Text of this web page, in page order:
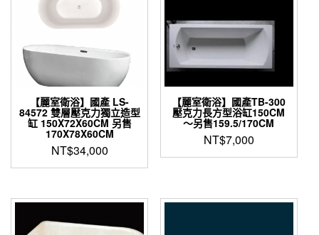
【麗室衛浴】國產 LS-
84572 雙層壓克力獨立造型
缸 150X72X60CM 另售
170X78X60CM
NT$34,000
【麗室衛浴】國產TB-300
壓克力長方型浴缸150CM
～另售159.5/170CM
NT$7,000